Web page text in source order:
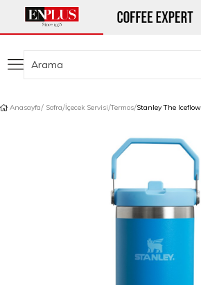
Anasayfa Sofra İçecek Servisi Termos